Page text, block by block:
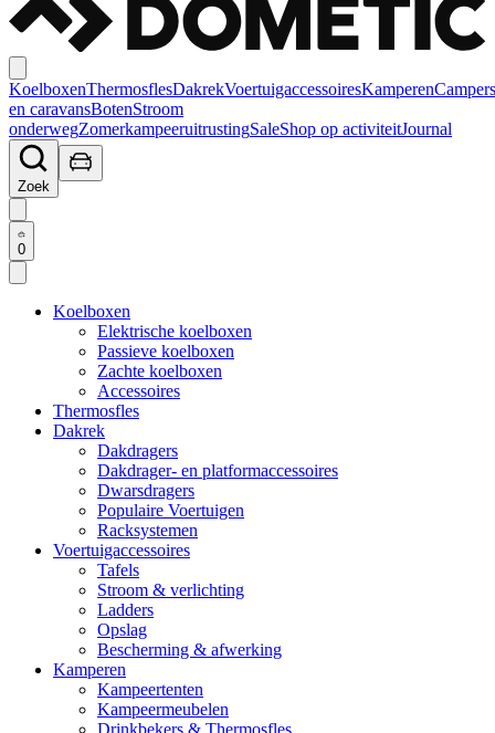
KoelboxenThermosflesDakrekVoertuigaccessoiresKamperenCampers
en caravansBotenStroom
onderwegZomerkampeeruitrustingSaleShop op activiteitJournal
Zoek
0
Koelboxen
Elektrische koelboxen
Passieve koelboxen
Zachte koelboxen
Accessoires
Thermosfles
Dakrek
Dakdragers
Dakdrager- en platformaccessoires
Dwarsdragers
Populaire Voertuigen
Racksystemen
Voertuigaccessoires
Tafels
Stroom & verlichting
Ladders
Opslag
Bescherming & afwerking
Kamperen
Kampeertenten
Kampeermeubelen